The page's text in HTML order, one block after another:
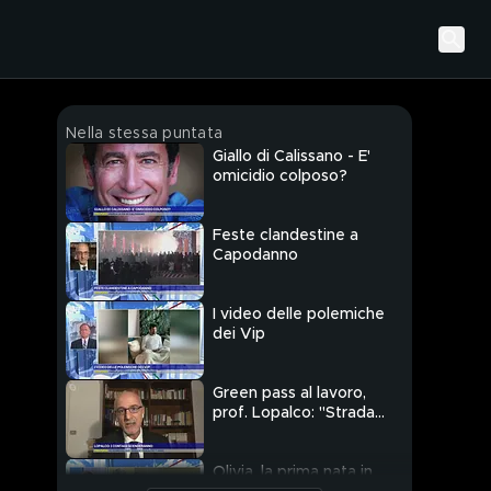
Nella stessa puntata
Giallo di Calissano - E'
omicidio colposo?
Feste clandestine a
Capodanno
I video delle polemiche
dei Vip
Green pass al lavoro,
prof. Lopalco: "Strada
Olivia, la prima nata in